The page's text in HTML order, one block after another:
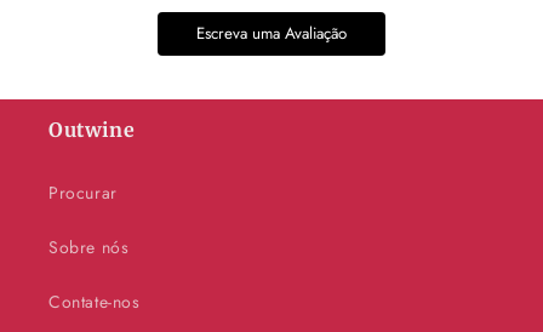
Escreva uma Avaliação
Outwine
Procurar
Sobre nós
Contate-nos